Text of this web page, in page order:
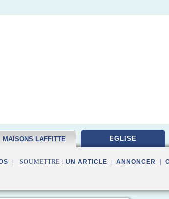
MAISONS LAFFITTE EGLISE
| SOUMETTRE : UN ARTICLE ANNONCER